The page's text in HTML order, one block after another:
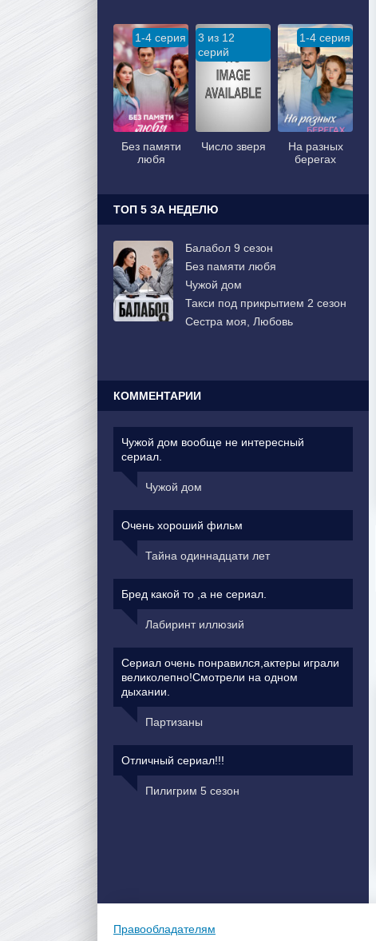
1-4 серия
Без памяти
любя
3 из 12
серий
Число зверя
1-4 серия
На разных
берегах
ТОП 5 ЗА НЕДЕЛЮ
Балабол 9 сезон
Без памяти любя
Чужой дом
Такси под прикрытием 2 сезон
Сестра моя, Любовь
КОММЕНТАРИИ
Чужой дом вообще не интересный
сериал.
Чужой дом
Очень хороший фильм
Тайна одиннадцати лет
Бред какой то ,а не сериал.
Лабиринт иллюзий
Сериал очень понравился,актеры играли
великолепно!Смотрели на одном
дыхании.
Партизаны
Отличный сериал!!!
Пилигрим 5 сезон
Правообладателям